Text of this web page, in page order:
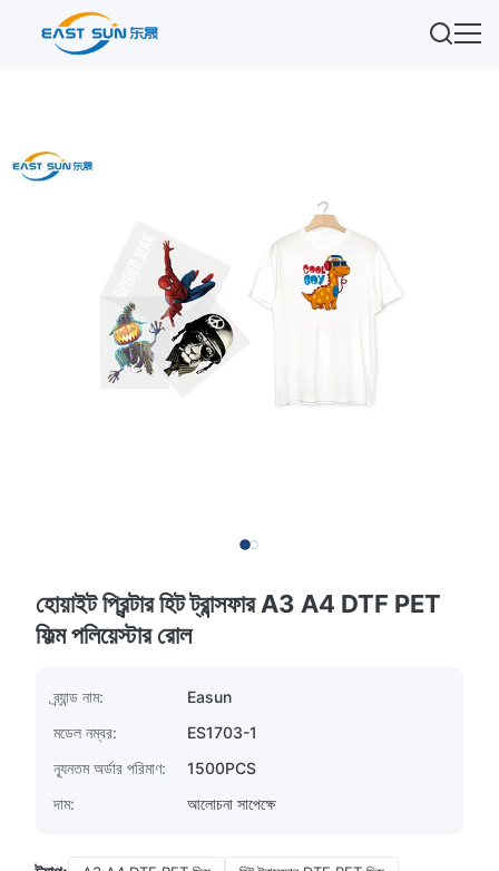
হোয়াইট প্রিন্টার হিট ট্রান্সফার A3 A4 DTF PET
ফিল্ম পলিয়েস্টার রোল
ব্র্যান্ড নাম:
Easun
মডেল নম্বর:
ES1703-1
ন্যূনতম অর্ডার পরিমাণ:
1500PCS
দাম:
আলোচনা সাপেক্ষে